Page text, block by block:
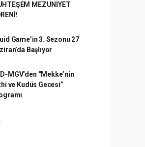
MEZUNİYET
Game’in 3. Sezonu 27
Başlıyor
MGV’den “Mekke’nin
ve Kudüs Gecesi”